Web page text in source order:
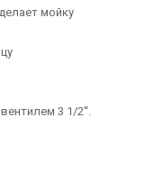
мойку
3 1/2''.